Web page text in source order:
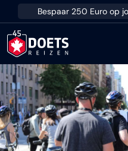
Ga direct naar inhoud
Bespaar 250 Euro op